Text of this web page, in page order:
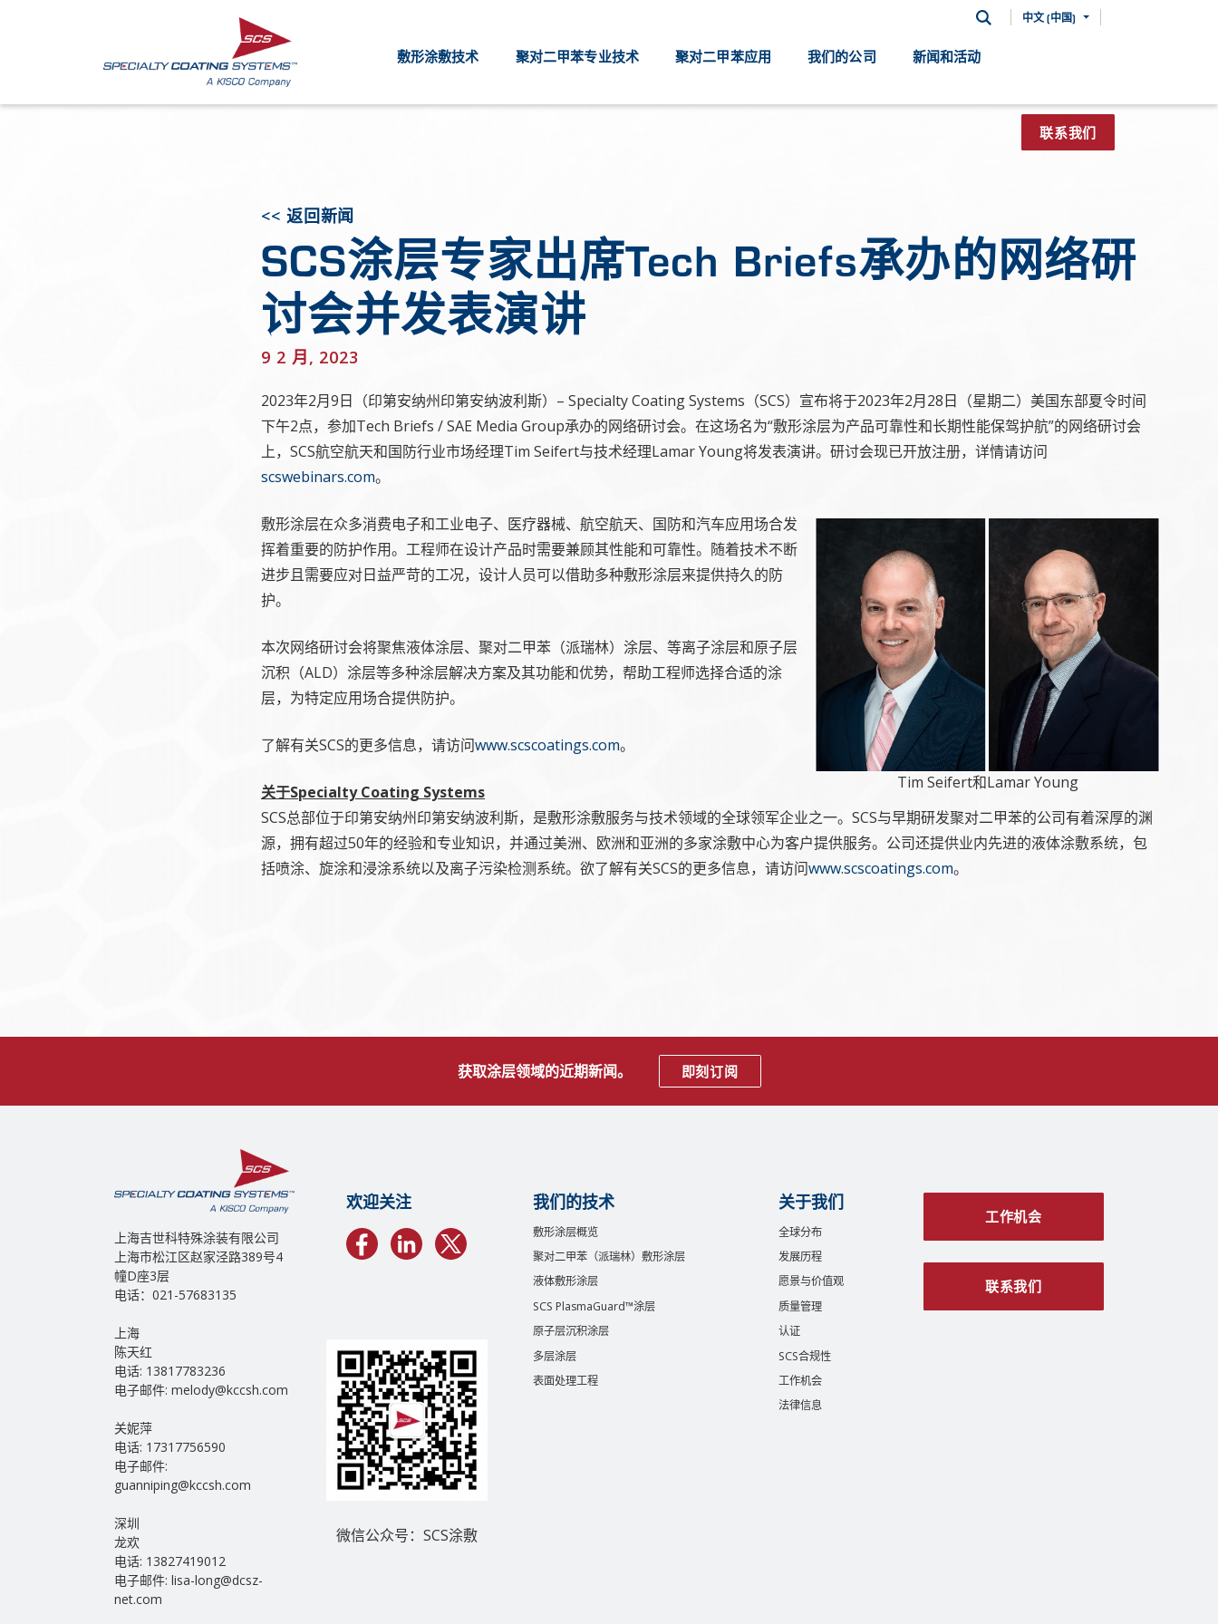
中文 (中国)
敷形涂敷技术 聚对二甲苯专业技术 聚对二甲苯应用 我们的公司 新闻和活动
联系我们
<< 返回新闻
SCS涂层专家出席Tech Briefs承办的网络研
讨会并发表演讲
9 2 月, 2023
2023年2月9日（印第安纳州印第安纳波利斯）– Specialty Coating Systems（SCS）宣布将于2023年2月28日（星期二）美国东部夏令时间
下午2点，参加Tech Briefs / SAE Media Group承办的网络研讨会。在这场名为“敷形涂层为产品可靠性和长期性能保驾护航”的网络研讨会
上，SCS航空航天和国防行业市场经理Tim Seifert与技术经理Lamar Young将发表演讲。研讨会现已开放注册，详情请访问
scswebinars.com。
Tim Seifert和Lamar Young
敷形涂层在众多消费电子和工业电子、医疗器械、航空航天、国防和汽车应用场合发
挥着重要的防护作用。工程师在设计产品时需要兼顾其性能和可靠性。随着技术不断
进步且需要应对日益严苛的工况，设计人员可以借助多种敷形涂层来提供持久的防
护。
本次网络研讨会将聚焦液体涂层、聚对二甲苯（派瑞林）涂层、等离子涂层和原子层
沉积（ALD）涂层等多种涂层解决方案及其功能和优势，帮助工程师选择合适的涂
层，为特定应用场合提供防护。
了解有关SCS的更多信息，请访问www.scscoatings.com。
关于Specialty Coating Systems
SCS总部位于印第安纳州印第安纳波利斯，是敷形涂敷服务与技术领域的全球领军企业之一。SCS与早期研发聚对二甲苯的公司有着深厚的渊
源，拥有超过50年的经验和专业知识，并通过美洲、欧洲和亚洲的多家涂敷中心为客户提供服务。公司还提供业内先进的液体涂敷系统，包
括喷涂、旋涂和浸涂系统以及离子污染检测系统。欲了解有关SCS的更多信息，请访问www.scscoatings.com。
获取涂层领域的近期新闻。 即刻订阅
上海吉世科特殊涂装有限公司
上海市松江区赵家泾路389号4
幢D座3层
电话：021-57683135
上海
陈天红
电话: 13817783236
电子邮件: melody@kccsh.com
关妮萍
电话: 17317756590
电子邮件:
guanniping@kccsh.com
深圳
龙欢
电话: 13827419012
电子邮件: lisa-long@dcsz-
net.com
欢迎关注
微信公众号：SCS涂敷
我们的技术
敷形涂层概览
聚对二甲苯（派瑞林）敷形涂层
液体敷形涂层
SCS PlasmaGuard™涂层
原子层沉积涂层
多层涂层
表面处理工程
关于我们
全球分布
发展历程
愿景与价值观
质量管理
认证
SCS合规性
工作机会
法律信息
工作机会
联系我们